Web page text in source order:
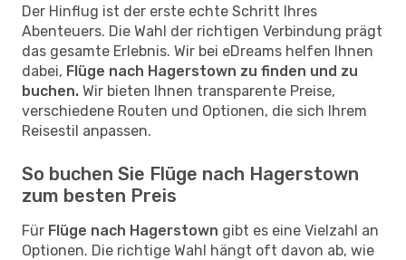
Der Hinflug ist der erste echte Schritt Ihres
Abenteuers. Die Wahl der richtigen Verbindung prägt
das gesamte Erlebnis. Wir bei eDreams helfen Ihnen
dabei, Flüge nach Hagerstown zu finden und zu
buchen. Wir bieten Ihnen transparente Preise,
verschiedene Routen und Optionen, die sich Ihrem
Reisestil anpassen.
So buchen Sie Flüge nach Hagerstown
zum besten Preis
Für Flüge nach Hagerstown gibt es eine Vielzahl an
Optionen. Die richtige Wahl hängt oft davon ab, wie